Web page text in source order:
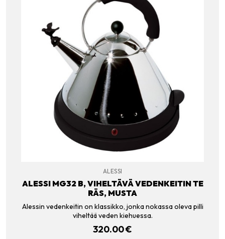
ALESSI
ALESSI MG32 B, VIHELTÄVÄ VEDENKEITIN TE
RÄS, MUSTA
Alessin vedenkeitin on klassikko, jonka nokassa oleva pilli
viheltää veden kiehuessa.
320.00€